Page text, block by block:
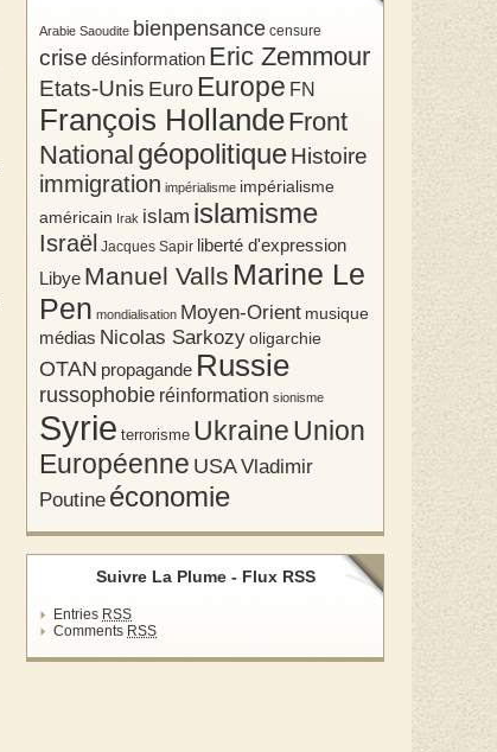
Arabie Saoudite bienpensance censure
crise désinformation Eric Zemmour
Etats-Unis Euro Europe FN
François HollandeFront
National géopolitiqueHistoire
immigration impérialisme impérialisme
américain Irak islam islamisme
Israël Jacques Sapir liberté d'expression
Libye Manuel Valls Marine Le
Pen mondialisation Moyen-Orient musique
médias Nicolas Sarkozyoligarchie
OTAN propagande Russie
russophobie réinformation sionisme
Syrie terrorisme Ukraine Union
Européenne USAVladimir
Poutine économie
Suivre La Plume - Flux RSS
Entries RSS
Comments RSS